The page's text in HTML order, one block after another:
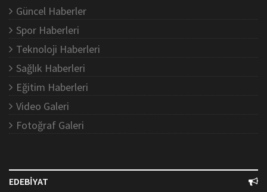
Güncel Haberler
Spor Haberleri
Teknoloji Haberleri
Sağlık Haberleri
Eğitim Haberleri
Video Galeri
Fotoğraf Galeri
EDEBİYAT